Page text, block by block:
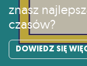
znasz
czasów?
DOWIEDZ SIĘ